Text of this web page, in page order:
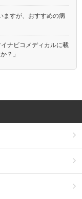
ますが、おすすめの病
ナビコメディカルに載
？」